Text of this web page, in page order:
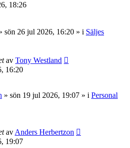
18:26
sön 26 jul 2026, 16:20 » i Säljes
av Tony Westland
16:20
» sön 19 jul 2026, 19:07 » i Personal
av Anders Herbertzon
19:07